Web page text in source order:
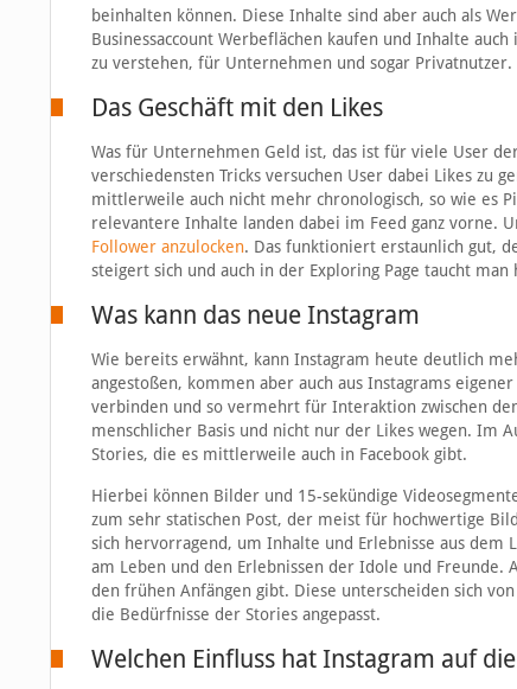
beinhalten können. Diese Inhalte sind aber auch als
Businessaccount Werbeflächen kaufen und Inhalte
zu verstehen, für Unternehmen und sogar Privatnutzer.
Das Geschäft mit den Likes
Was für Unternehmen Geld ist, das ist für viele User
verschiedensten Tricks versuchen User dabei Likes zu
mittlerweile auch nicht mehr chronologisch, so wie es
relevantere Inhalte landen dabei im Feed ganz vorne.
Follower anzulocken. Das funktioniert erstaunlich gut,
steigert sich und auch in der Exploring Page taucht man
Was kann das neue Instagram
Wie bereits erwähnt, kann Instagram heute deutlich
angestoßen, kommen aber auch aus Instagrams
verbinden und so vermehrt für Interaktion zwischen
menschlicher Basis und nicht nur der Likes wegen. Im
Stories, die es mittlerweile auch in Facebook gibt.
Hierbei können Bilder und 15-sekündige
zum sehr statischen Post, der meist für hochwertige
sich hervorragend, um Inhalte und Erlebnisse aus
am Leben und den Erlebnissen der Idole und
den frühen Anfängen gibt. Diese unterscheiden sich
die Bedürfnisse der Stories angepasst.
Welchen Einfluss hat Instagram auf